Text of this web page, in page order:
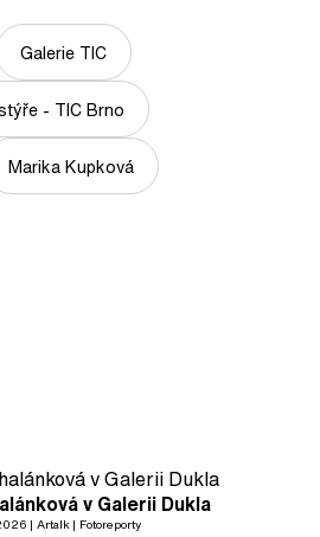
Galerie TIC
- TIC Brno
Marika Kupková
v Galerii Dukla
Artalk Fotoreporty